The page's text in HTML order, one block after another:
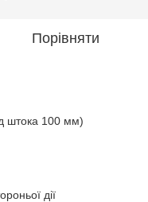
Порівняти
штока 100 мм)
дії